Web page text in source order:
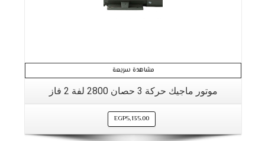
مشاهدة سريعة
موتور ماجيك حركة 3 حصان 2800 لفة 2 فاز
EGP5,135.00